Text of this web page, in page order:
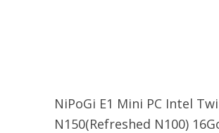
NiPoGi E1 Mini PC Intel
N150(Refreshed N100)